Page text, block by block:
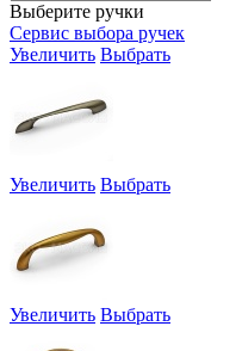
Выберите ручки
Сервис выбора ручек
Увеличить Выбрать
Увеличить Выбрать
Увеличить Выбрать